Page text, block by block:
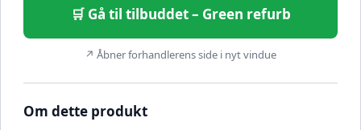
🛒 Gå til tilbuddet – Green refurb
↗ Åbner forhandlerens side i nyt vindue
Om dette produkt